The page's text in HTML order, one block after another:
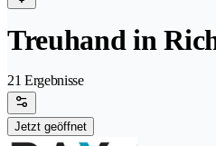
Treuhand in
21 Ergebnisse
Jetzt geöffnet